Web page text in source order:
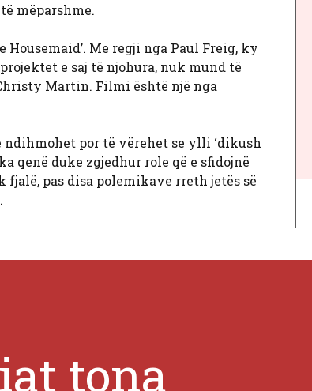
mëparshme.
Me regji nga Paul Freig, ky
e saj të njohura, nuk mund të
Martin. Filmi është një nga
por të vërehet se ylli ‘dikush
qenë duke zgjedhur role që e sfidojnë
fjalë, pas disa polemikave rreth jetës së
tona